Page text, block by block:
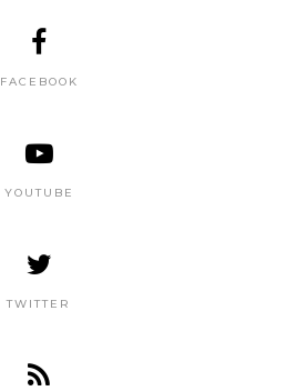
FACEBOOK
YOUTUBE
TWITTER